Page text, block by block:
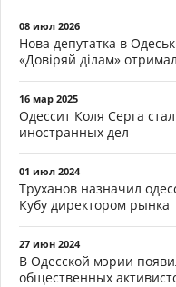
08 июл 2026
Нова депутатка в
«Довіряй ділам»
16 мар 2025
Одессит Коля Серга
иностранных дел
01 июл 2024
Труханов назначил
Кубу директором рынка
27 июн 2024
В Одесской мэрии
общественных